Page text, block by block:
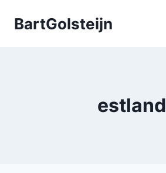
naarBartGolsteijn
estland